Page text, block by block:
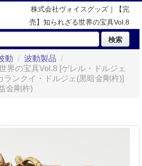
株式会社ヴォイスグッズ｜【完
売】知られざる世界の宝具Vol.8
[ゲレル・ドルジェ(光明金剛杵)ま
たはカランクイ・ドルジェ(黒暗金
剛杵)] +アズ・ドルジェ(増益金剛
杵)
検索
動 / 波動製品 /
界の宝具Vol.8 [ゲレル・ドルジェ
ランクイ・ドルジェ(黒暗金剛杵)]
金剛杵)